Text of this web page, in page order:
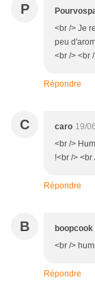
P
<br /> Je
peu
<br /> <br
Répondre
C caro 19/
<br />
!<br /> <br
Répondre
B boopcook
<br />
Répondre